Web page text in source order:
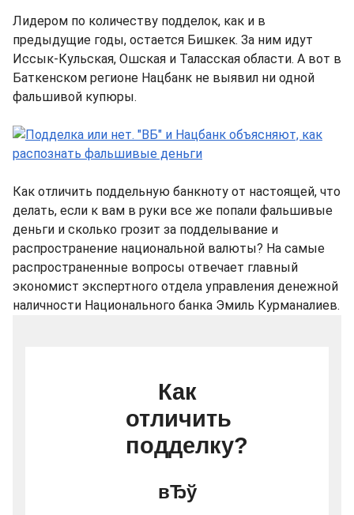
Лидером по количеству подделок, как и в
предыдущие годы, остается Бишкек. За ним идут
Иссык-Кульская, Ошская и Таласская области. А вот в
Баткенском регионе Нацбанк не выявил ни одной
фальшивой купюры.
Как отличить поддельную банкноту от настоящей, что
делать, если к вам в руки все же попали фальшивые
деньги и сколько грозит за подделывание и
распространение национальной валюты? На самые
распространенные вопросы отвечает главный
экономист экспертного отдела управления денежной
наличности Национального банка Эмиль Курманалиев.
Как
отличить
подделку?